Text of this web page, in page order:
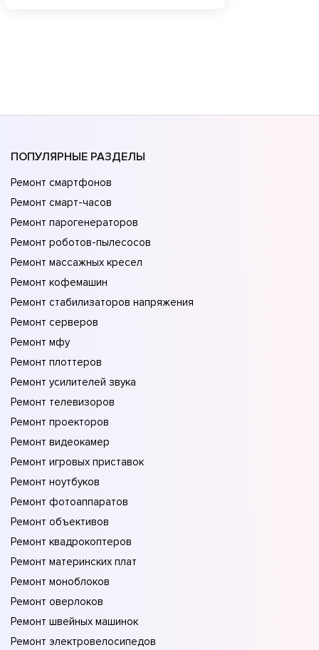
ПОПУЛЯРНЫЕ РАЗДЕЛЫ
Ремонт смартфонов
Ремонт смарт-часов
Ремонт парогенераторов
Ремонт роботов-пылесосов
Ремонт массажных кресел
Ремонт кофемашин
Ремонт стабилизаторов напряжения
Ремонт серверов
Ремонт мфу
Ремонт плоттеров
Ремонт усилителей звука
Ремонт телевизоров
Ремонт проекторов
Ремонт видеокамер
Ремонт игровых приставок
Ремонт ноутбуков
Ремонт фотоаппаратов
Ремонт объективов
Ремонт квадрокоптеров
Ремонт материнских плат
Ремонт моноблоков
Ремонт оверлоков
Ремонт швейных машинок
Ремонт электровелосипедов